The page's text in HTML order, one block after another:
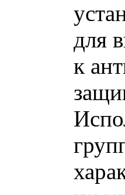
для
к